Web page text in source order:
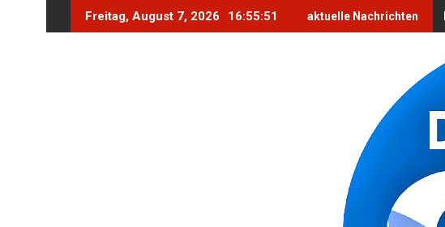
Freitag, August 7, 2026 16:55:52 aktuelle Nachrichten